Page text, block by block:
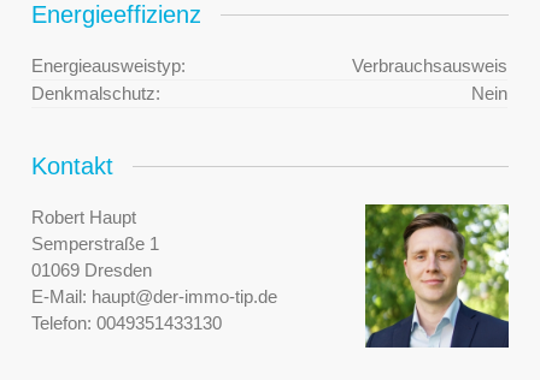
Energieeffizienz
Energieausweistyp:
Verbrauchsausweis
Denkmalschutz:
Nein
Kontakt
Robert Haupt
Semperstraße 1
01069 Dresden
E-Mail: haupt@der-immo-tip.de
Telefon: 0049351433130